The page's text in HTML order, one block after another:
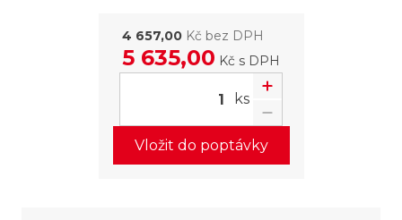
4 657,00 Kč bez DPH
5 635,00 Kč s DPH
ks
Vložit do poptávky